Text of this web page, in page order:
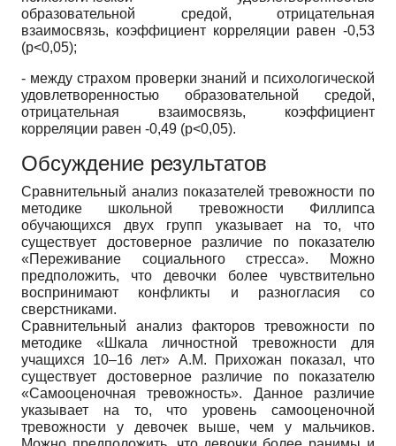
образовательной средой, отрицательная
взаимосвязь, коэффициент корреляции равен -0,53
(р<0,05);
- между страхом проверки знаний и психологической
удовлетворенностью образовательной средой,
отрицательная взаимосвязь, коэффициент
корреляции равен -0,49 (р<0,05).
Обсуждение результатов
Сравнительный анализ показателей тревожности по
методике школьной тревожности Филлипса
обучающихся двух групп указывает на то, что
существует достоверное различие по показателю
«Переживание социального стресса». Можно
предположить, что девочки более чувствительно
воспринимают конфликты и разногласия со
сверстниками.
Сравнительный анализ факторов тревожности по
методике «Шкала личностной тревожности для
учащихся 10–16 лет» А.М. Прихожан показал, что
существует достоверное различие по показателю
«Самооценочная тревожность». Данное различие
указывает на то, что уровень самооценочной
тревожности у девочек выше, чем у мальчиков.